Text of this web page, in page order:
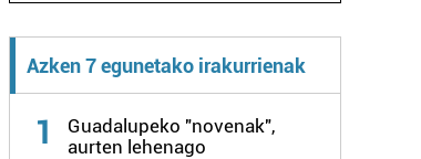
Azken 7 egunetako irakurrienak
1
Guadalupeko "novenak",
aurten lehenago